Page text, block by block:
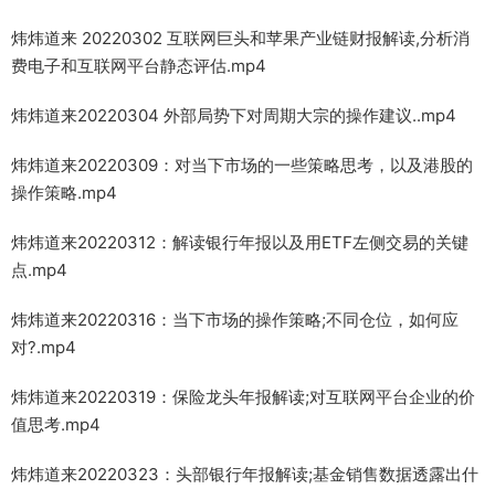
炜炜道来 20220302 互联网巨头和苹果产业链财报解读,分析消
费电子和互联网平台静态评估.mp4
炜炜道来20220304 外部局势下对周期大宗的操作建议..mp4
炜炜道来20220309：对当下市场的一些策略思考，以及港股的
操作策略.mp4
炜炜道来20220312：解读银行年报以及用ETF左侧交易的关键
点.mp4
炜炜道来20220316：当下市场的操作策略;不同仓位，如何应
对?.mp4
炜炜道来20220319：保险龙头年报解读;对互联网平台企业的价
值思考.mp4
炜炜道来20220323：头部银行年报解读;基金销售数据透露出什